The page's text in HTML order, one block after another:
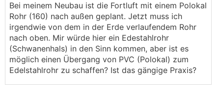
Bei meinem Neubau ist die Fortluft mit einem Polokal
Rohr (160) nach außen geplant. Jetzt muss ich
irgendwie von dem in der Erde verlaufendem Rohr
nach oben. Mir würde hier ein Edestahlrohr
(Schwanenhals) in den Sinn kommen, aber ist es
möglich einen Übergang von PVC (Polokal) zum
Edelstahlrohr zu schaffen? Ist das gängige Praxis?